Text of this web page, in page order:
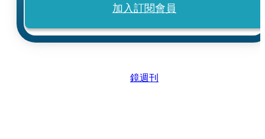
加入訂閱會員
鏡週刊